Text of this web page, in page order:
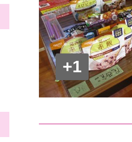
+1